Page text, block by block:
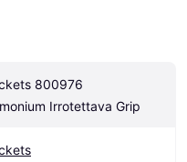
800976
Irrotettava Grip